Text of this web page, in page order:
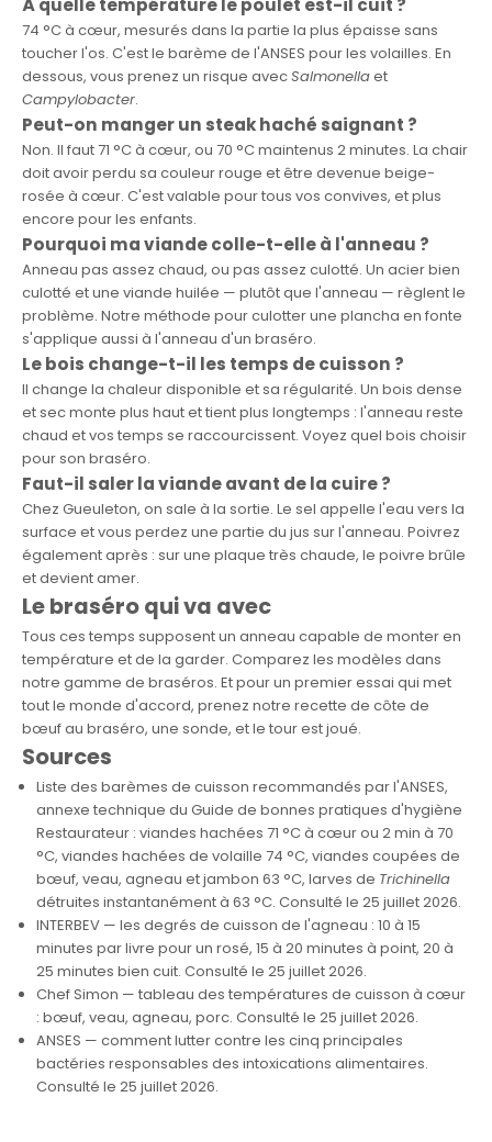
74 °C à cœur, mesurés dans la partie la plus épaisse sans
toucher l'os. C'est le barème de l'ANSES pour les volailles. En
dessous, vous prenez un risque avecSalmonellaet
Campylobacter.
Peut-on manger un steak haché saignant ?
Non. Il faut 71 °C à cœur, ou 70 °C maintenus 2 minutes. La chair
doit avoir perdu sa couleur rouge et être devenue beige-
rosée à cœur. C'est valable pour tous vos convives, et plus
encore pour les enfants.
Pourquoi ma viande colle-t-elle à l'anneau ?
Anneau pas assez chaud, ou pas assez culotté. Un acier bien
culotté et une viande huilée — plutôt que l'anneau — règlent le
problème. Notre méthode pour culotter une plancha en fonte
s'applique aussi à l'anneau d'un braséro.
Le bois change-t-il les temps de cuisson ?
Il change la chaleur disponible et sa régularité. Un bois dense
et sec monte plus haut et tient plus longtemps : l'anneau reste
chaud et vos temps se raccourcissent. Voyez quel bois choisir
pour son braséro.
Faut-il saler la viande avant de la cuire ?
Chez Gueuleton, on sale à la sortie. Le sel appelle l'eau vers la
surface et vous perdez une partie du jus sur l'anneau. Poivrez
également après : sur une plaque très chaude, le poivre brûle
et devient amer.
Le braséro qui va avec
Tous ces temps supposent un anneau capable de monter en
température et de la garder. Comparez les modèles dans
notre gamme de braséros. Et pour un premier essai qui met
tout le monde d'accord, prenez notre recette de côte de
bœuf au braséro, une sonde, et le tour est joué.
Sources
Liste des barèmes de cuisson recommandés par l'ANSES,
annexe technique du Guide de bonnes pratiques d'hygiène
Restaurateur : viandes hachées 71 °C à cœur ou 2 min à 70
°C, viandes hachées de volaille 74 °C, viandes coupées de
bœuf, veau, agneau et jambon 63 °C, larves de Trichinella
détruites instantanément à 63 °C. Consulté le 25 juillet 2026.
INTERBEV — les degrés de cuisson de l'agneau : 10 à 15
minutes par livre pour un rosé, 15 à 20 minutes à point, 20 à
25 minutes bien cuit. Consulté le 25 juillet 2026.
Chef Simon — tableau des températures de cuisson à cœur
: bœuf, veau, agneau, porc. Consulté le 25 juillet 2026.
ANSES — comment lutter contre les cinq principales
bactéries responsables des intoxications alimentaires.
Consulté le 25 juillet 2026.